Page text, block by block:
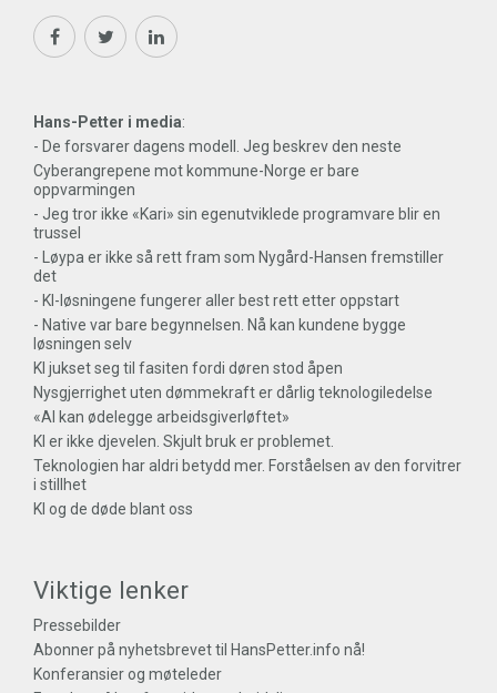
Hans-Petter i media:
- De forsvarer dagens modell. Jeg beskrev den neste
Cyberangrepene mot kommune-Norge er bare
oppvarmingen
- Jeg tror ikke «Kari» sin egenutviklede programvare blir en
trussel
- Løypa er ikke så rett fram som Nygård-Hansen fremstiller
det
- KI-løsningene fungerer aller best rett etter oppstart
- Native var bare begynnelsen. Nå kan kundene bygge
løsningen selv
KI jukset seg til fasiten fordi døren stod åpen
Nysgjerrighet uten dømmekraft er dårlig teknologiledelse
«AI kan ødelegge arbeidsgiverløftet»
KI er ikke djevelen. Skjult bruk er problemet.
Teknologien har aldri betydd mer. Forståelsen av den forvitrer
i stillhet
KI og de døde blant oss
Viktige lenker
Pressebilder
Abonner på nyhetsbrevet til HansPetter.info nå!
Konferansier og møteleder